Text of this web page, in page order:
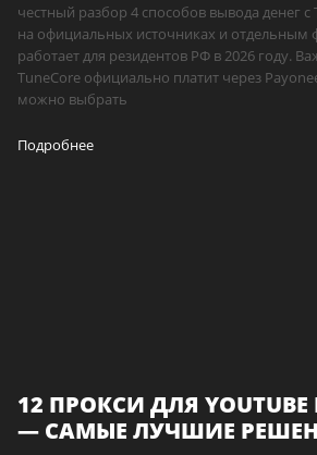
честный разбор 4 способов вывода денег с
на официальных источниках и отдельным
работает для резидентов РФ в 2026 году.
TuneCore официально платит через
можно выбрать
Подробнее
12 ПРОКСИ ДЛЯ
— САМЫЕ ЛУЧШИЕ